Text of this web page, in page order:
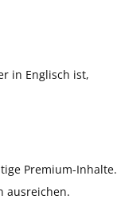
in Englisch ist,
Premium-Inhalte.
ausreichen.